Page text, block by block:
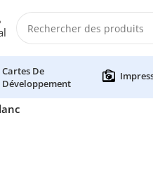
Cartes De
Développement